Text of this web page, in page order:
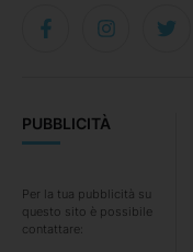
PUBBLICITÀ
Per la tua pubblicità su
questo sito è possibile
contattare: